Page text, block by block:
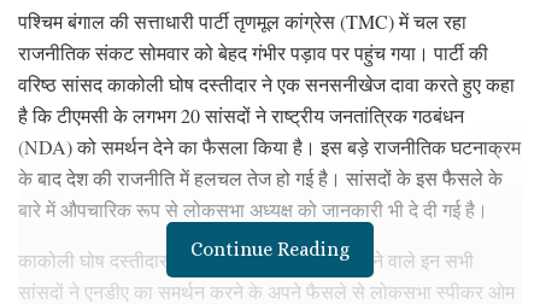
पश्चिम बंगाल की सत्ताधारी पार्टी तृणमूल कांग्रेस (TMC) में चल रहा
राजनीतिक संकट सोमवार को बेहद गंभीर पड़ाव पर पहुंच गया। पार्टी की
वरिष्ठ सांसद काकोली घोष दस्तीदार ने एक सनसनीखेज दावा करते हुए कहा
है कि टीएमसी के लगभग 20 सांसदों ने राष्ट्रीय जनतांत्रिक गठबंधन
(NDA) को समर्थन देने का फैसला किया है। इस बड़े राजनीतिक घटनाक्रम
के बाद देश की राजनीति में हलचल तेज हो गई है। सांसदों के इस फैसले के
बारे में औपचारिक रूप से लोकसभा अध्यक्ष को जानकारी भी दे दी गई है।
काकोली घोष दस्तीदार के दावे के अनुसार, बगावत करने वाले इन सभी
सांसदों ने एनडीए का समर्थन करने के अपने फैसले से लोकसभा स्पीकर ओम
Continue Reading